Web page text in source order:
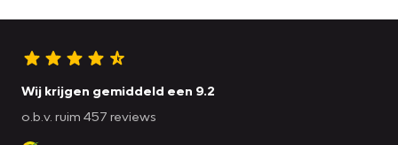
Heeft u interesse? Laat het ons dan zo snel mogelijk weten,
Wij krijgen gemiddeld een 9.2
o.b.v. ruim 457 reviews